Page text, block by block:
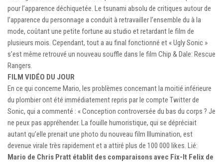
pour l’apparence déchiquetée. Le tsunami absolu de critiques autour de
l’apparence du personnage a conduit à retravailler l’ensemble du à la
mode, coûtant une petite fortune au studio et retardant le film de
plusieurs mois. Cependant, tout a au final fonctionné et « Ugly Sonic »
s’est même retrouvé un nouveau souffle dans le film Chip & Dale: Rescue
Rangers.
FILM VIDÉO DU JOUR
En ce qui concerne Mario, les problèmes concernant la moitié inférieure
du plombier ont été immédiatement repris par le compte Twitter de
Sonic, qui a commenté : « Conception controversée du bas du corps ? Je
ne peux pas appréhender. La fouille humoristique, qui se dépréciait
autant qu’elle prenait une photo du nouveau film Illumination, est
devenue virale très rapidement et a attiré plus de 100 000 likes. Lié:
Mario de Chris Pratt établit des comparaisons avec Fix-It Felix de